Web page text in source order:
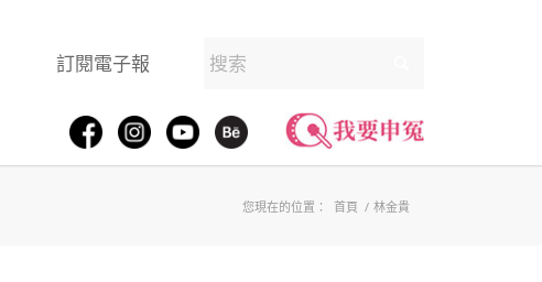
訂閱電子報
您現在的位置： 首頁 / 林金貴